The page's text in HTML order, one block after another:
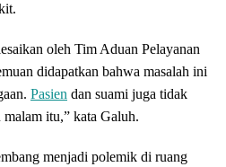
oleh Tim Aduan Pelayanan
didapatkan bahwa masalah ini
Pasien dan suami juga tidak
itu,” kata Galuh.
menjadi polemik di ruang